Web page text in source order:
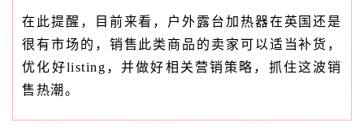
在此提醒，目前来看，户外露台加热器在英国还是
很有市场的，销售此类商品的卖家可以适当补货，
优化好listing，并做好相关营销策略，抓住这波销
售热潮。